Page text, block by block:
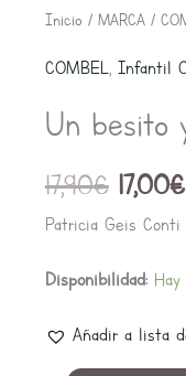
Inicio / MARCA/
COMBEL, Infantil
Un besito
17,90€
El
precio
original
era:
17,00€
Patricia Geis
Disponibilidad:
Añadir a lista
Un
a
cantidad